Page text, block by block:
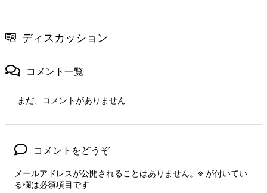
ディスカッション
コメント一覧
まだ、コメントがありません
コメントをどうぞ
メールアドレスが公開されることはありません。 ※ が付いてい
る欄は必須項目です